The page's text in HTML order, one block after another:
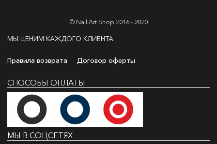
© Nail Art Shop 2016 - 2020
МЫ ЦЕНИМ КАЖДОГО КЛИЕНТА
Правила возврата Договор оферты
СПОСОБЫ ОПЛАТЫ
МЫ В СОЦСЕТЯХ